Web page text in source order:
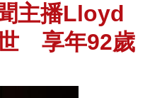
主播Lloyd
享年92歲